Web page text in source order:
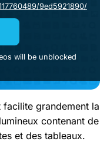
9ed5921890/
will be unblocked
facilite grandement la
contenant de
et des tableaux.